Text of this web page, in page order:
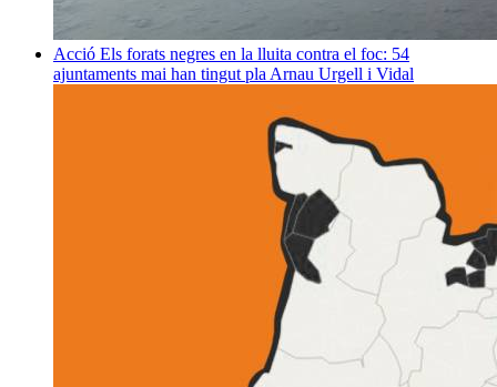
Acció Els forats negres en la lluita contra el foc: 54
ajuntaments mai han tingut pla Arnau Urgell i Vidal